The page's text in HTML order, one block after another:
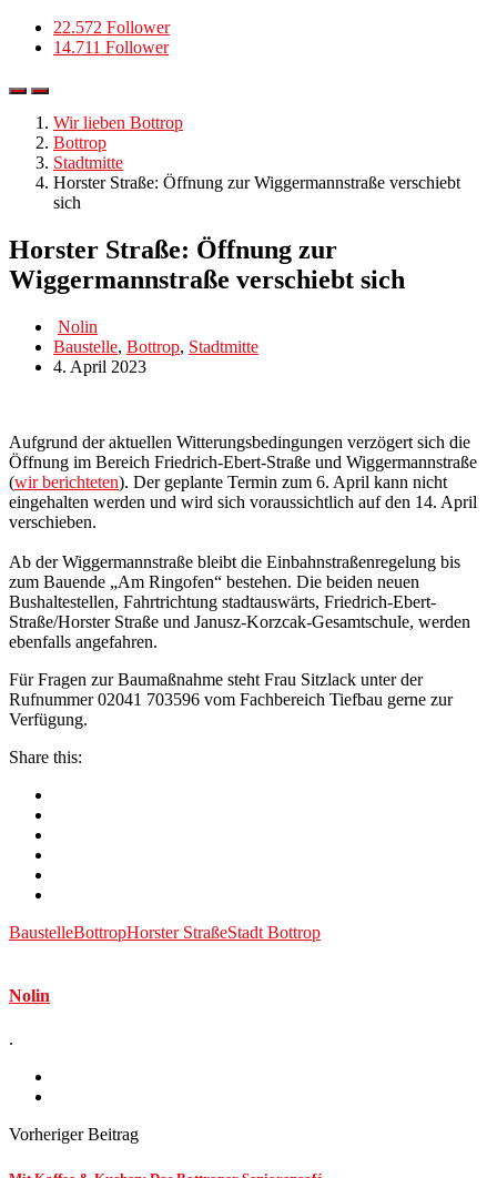
22.572 Follower
14.711 Follower
Wir lieben Bottrop
Bottrop
Stadtmitte
Horster Straße: Öffnung zur Wiggermannstraße verschiebt
sich
Horster Straße: Öffnung zur
Wiggermannstraße verschiebt sich
Nolin
Baustelle, Bottrop, Stadtmitte
4. April 2023
Aufgrund der aktuellen Witterungsbedingungen verzögert sich die
Öffnung im Bereich Friedrich-Ebert-Straße und Wiggermannstraße
(wir berichteten). Der geplante Termin zum 6. April kann nicht
eingehalten werden und wird sich voraussichtlich auf den 14. April
verschieben.
Ab der Wiggermannstraße bleibt die Einbahnstraßenregelung bis
zum Bauende „Am Ringofen“ bestehen. Die beiden neuen
Bushaltestellen, Fahrtrichtung stadtauswärts, Friedrich-Ebert-
Straße/Horster Straße und Janusz-Korzcak-Gesamtschule, werden
ebenfalls angefahren.
Für Fragen zur Baumaßnahme steht Frau Sitzlack unter der
Rufnummer 02041 703596 vom Fachbereich Tiefbau gerne zur
Verfügung.
Share this:
BaustelleBottropHorster StraßeStadt Bottrop
Nolin
.
Vorheriger Beitrag